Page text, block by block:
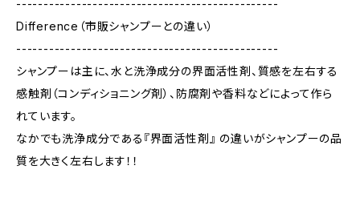
------------------------------------------------
Difference（市販シャンプーとの違い）
------------------------------------------------
シャンプーは主に、水と洗浄成分の界面活性剤、質感を左右する
感触剤（コンディショニング剤）、防腐剤や香料などによって作ら
れています。
なかでも洗浄成分である『界面活性剤』 の違いがシャンプーの品
質を大きく左右します！！